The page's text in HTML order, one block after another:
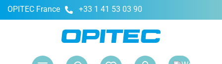
principal
OPITEC France +33 1 41 53 03 90